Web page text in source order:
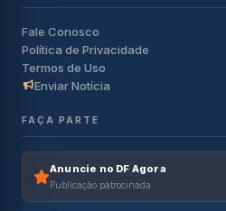
Fale Conosco
Política de Privacidade
Termos de Uso
Enviar Notícia
FAÇA PARTE
Anuncie no DF Agora
Publicação patrocinada